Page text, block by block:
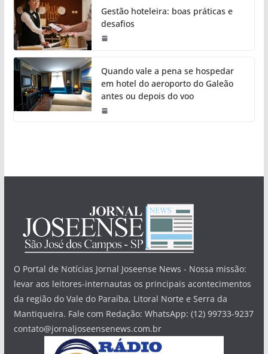
Gestão hoteleira: boas práticas e
desafios
Quando vale a pena se hospedar
em hotel do aeroporto do Galeão
antes ou depois do voo
O Portal de Notícias Jornal Joseense News - Nossa missão:
levar aos leitores-internautas os principais acontecimentos
da região do Vale do Paraíba, Litoral Norte e Serra da
Mantiqueira. Fale com Redação: WhatsApp: (12) 99733-9237
contato@jornaljoseensenews.com.br